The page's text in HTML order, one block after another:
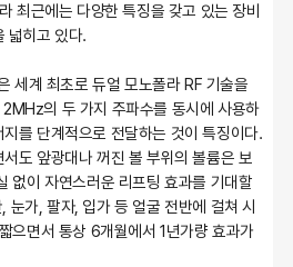
최근에는 다양한 특징을 갖고 있는 장비
넓히고 있다.
세계 최초로 듀얼 모노폴라 RF 기술을
의 두 가지 주파수를 동시에 사용하
를 단계적으로 전달하는 것이 특징이다.
도 앞광대나 꺼진 볼 부위의 볼륨은 보
없이 자연스러운 리프팅 효과를 기대할
눈가, 팔자, 입가 등 얼굴 전반에 걸쳐 시
으면서 통상 6개월에서 1년가량 효과가